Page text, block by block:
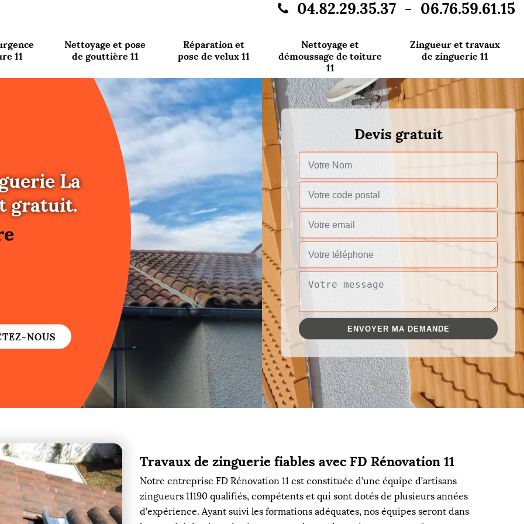
04.82.29.35.37 - 06.76.59.61.15
11
Nettoyage et pose
de gouttière 11
Réparation et
pose de velux 11
Nettoyage et
démoussage de toiture
11
Zingueur et travaux
de zinguerie 11
La
gratuit.
NOUS
Devis gratuit
Travaux de zinguerie fiables avec FD Rénovation 11
Notre entreprise FD Rénovation 11 est constituée d’une équipe d’artisans
zingueurs 11190 qualifiés, compétents et qui sont dotés de plusieurs années
d’expérience. Ayant suivi les formations adéquates, nos équipes seront dans